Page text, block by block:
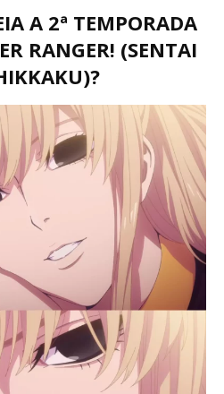
A 2ª TEMPORADA
RANGER! (SENTAI